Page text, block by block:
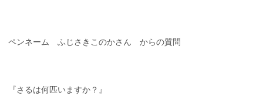
ペンネーム ふじさきこのかさん からの質問
『さるは何匹いますか？』